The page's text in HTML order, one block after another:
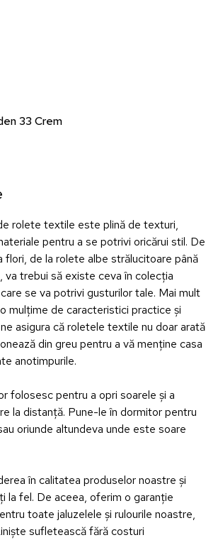
33 Crem
rolete textile este plină de texturi,
pentru a se potrivi oricărui stil. De
flori, de la rolete albe strălucitoare până
va trebui să existe ceva în colecția
se va potrivi gusturilor tale. Mai mult
mulțime de caracteristici practice și
asigura că roletele textile nu doar arată
din greu pentru a vă menține casa
anotimpurile.
folosesc pentru a opri soarele și a
la distanță. Pune-le în dormitor pentru
oriunde altundeva unde este soare
în calitatea produselor noastre și
la fel. De aceea, oferim o garanție
toate jaluzelele și rulourile noastre,
sufletească fără costuri